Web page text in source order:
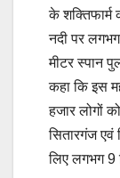
के
नदी पर
मीटर स्पान
कहा कि इस
हजार लोगों
सितारगंज
लिए लगभग 9